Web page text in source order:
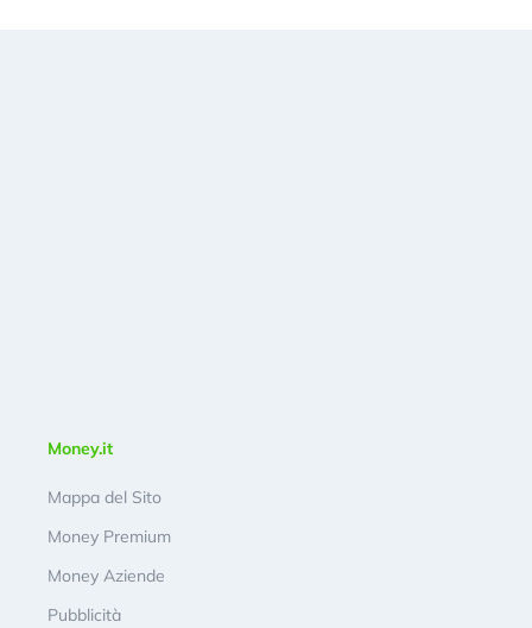
Money.it
Mappa del Sito
Money Premium
Money Aziende
Pubblicità